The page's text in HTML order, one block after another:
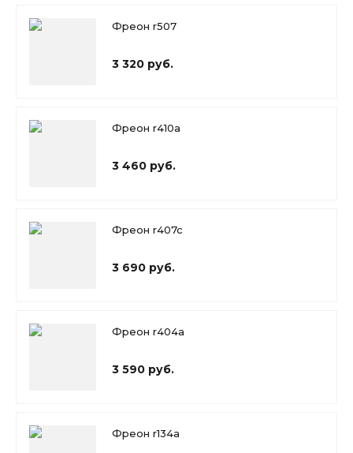
Фреон r507
3 320 руб.
Фреон r410a
3 460 руб.
Фреон r407c
3 690 руб.
Фреон r404a
3 590 руб.
Фреон r134a